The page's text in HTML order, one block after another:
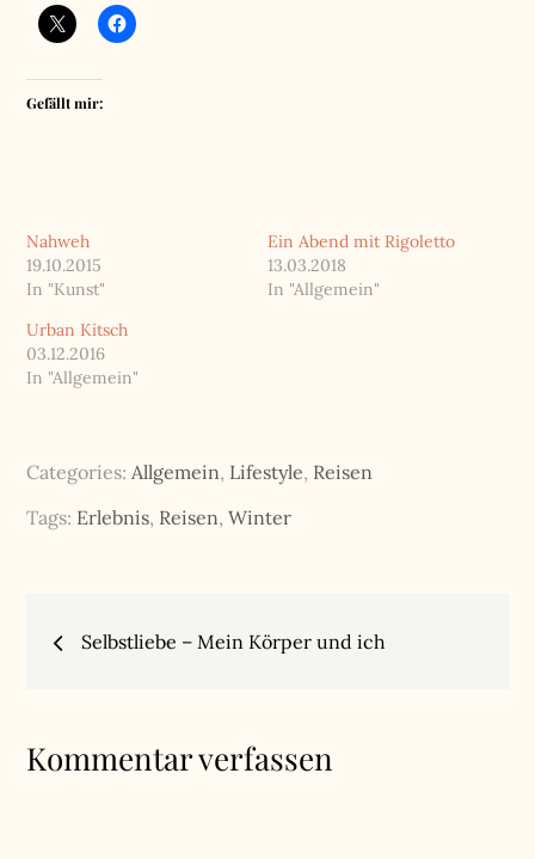
Gefällt mir:
Nahweh
19.10.2015
In "Kunst"
Ein Abend mit Rigoletto
13.03.2018
In "Allgemein"
Urban Kitsch
03.12.2016
In "Allgemein"
Categories:Allgemein, Lifestyle, Reisen
Tags: Erlebnis, Reisen,Winter
Beitragsnavigation
Selbstliebe – Mein Körper und ich
Kommentar verfassen